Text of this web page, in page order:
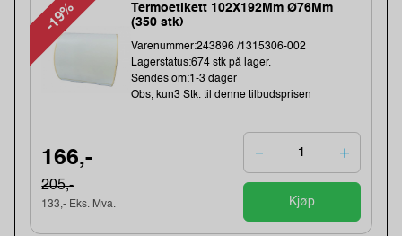
-19%
Termoetikett 102X192Mm Ø76Mm
(350 stk)
Varenummer:243896 /1315306-002
Lagerstatus:674 stk på lager.
Sendes om:1-3 dager
Obs, kun3 Stk. til denne tilbudsprisen
166,-
205,-
133,- Eks. Mva. Kjøp